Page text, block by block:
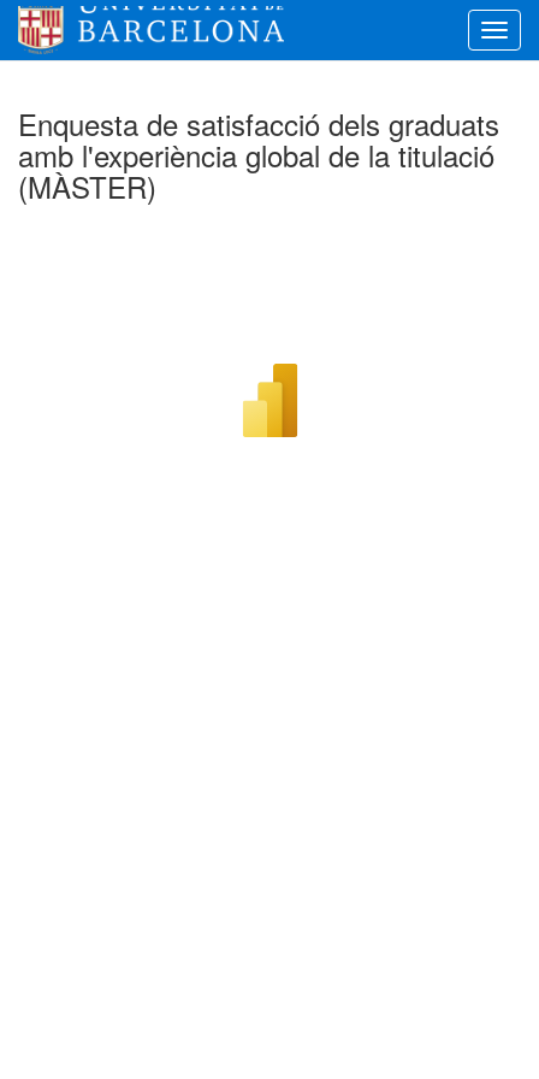
Enquesta de satisfacció dels graduats
amb l'experiència global de la titulació
(MÀSTER)